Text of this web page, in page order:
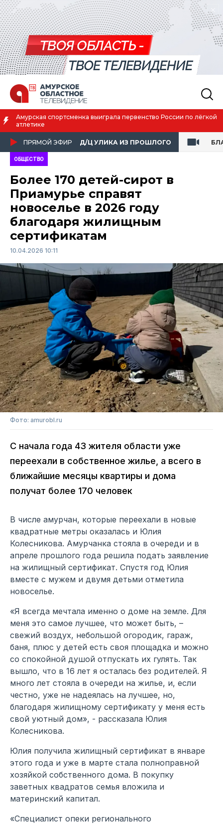
Амурская спортсменка выиграла первенство России по лёгкой
атлетике
ПРЯМОЙ ЭФИР Д/Ц УЛИКА ИЗ ПРОШЛОГО
ОБЩЕСТВО
Более 170 детей-сирот в
Приамурье справят
новоселье в 2026 году
благодаря жилищным
сертификатам
10.04.2026 10:11
Фото: amurobl.ru
С начала года 43 жителя области уже
переехали в собственное жилье, а всего в
ближайшие месяцы квартиры и дома
получат более 170 человек
В числе амурчан, которые переехали в новые
квадратные метры оказалась и Юлия
Колесникова. Амурчанка стояла в очереди и в
апреле прошлого года решила подать заявление
на жилищный сертификат. Спустя год Юлия
вместе с мужем и двумя детьми отметила
новоселье.
«Я всегда мечтала именно о доме на земле. Для
меня это самое лучшее, что может быть, –
свежий воздух, небольшой огородик, гараж,
баня, плюс у детей есть своя площадка и можно
со спокойной душой отпускать их гулять. Так
вышло, что в 16 лет я осталась без родителей. Я
много лет стояла в очереди на жилье, и, если
честно, уже не надеялась на лучшее, но,
благодаря жилищному сертификату у меня есть
свой уютный дом», - рассказала Юлия
Колесникова.
Юлия получила жилищный сертификат в январе
этого года и уже в марте стала полноправной
хозяйкой собственного дома. В покупку
заветных квадратов семья вложила и
материнский капитал.
«Специалист опеки регионального